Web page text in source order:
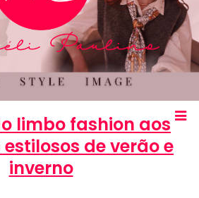
limbo fashion aos
de verão e
inverno